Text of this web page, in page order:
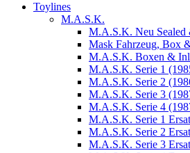
Toylines
M.A.S.K.
M.A.S.K. Neu Sealed
Mask Fahrzeug, Box
M.A.S.K. Boxen &
M.A.S.K. Serie 1
M.A.S.K. Serie 2
M.A.S.K. Serie 3
M.A.S.K. Serie 4
M.A.S.K. Serie 1
M.A.S.K. Serie 2
M.A.S.K. Serie 3